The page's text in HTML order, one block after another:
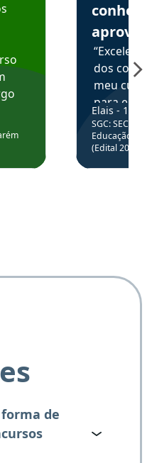
aprova
dos
meu
para
colocar
através
de
Elais - 15/
SGC: SEC BA
Educação
(Edital
de